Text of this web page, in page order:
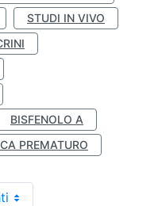
STUDI IN VIVO
BISFENOLO A
PREMATURO